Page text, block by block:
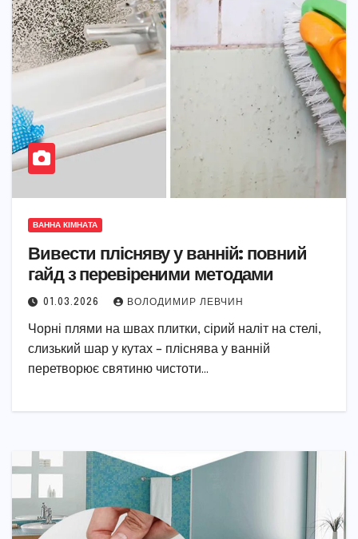
ВАННА КІМНАТА
Вивести плісняву у ванній: повний
гайд з перевіреними методами
01.03.2026 ВОЛОДИМИР ЛЕВЧИН
Чорні плями на швах плитки, сірий наліт на стелі,
слизький шар у кутах – пліснява у ванній
перетворює святиню чистоти…